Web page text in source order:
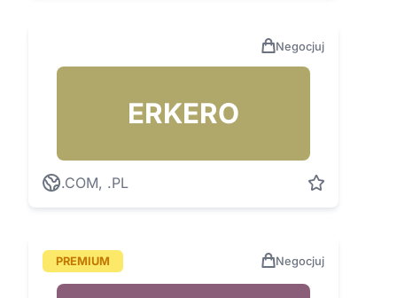
Negocjuj
ERKERO
.COM, .PL
PREMIUM Negocjuj